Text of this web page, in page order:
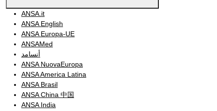
ANSA.it
ANSA English
ANSA Europa-UE
ANSAMed
أنسامد
ANSA NuovaEuropa
ANSA America Latina
ANSA Brasil
ANSA China 中国
ANSA India